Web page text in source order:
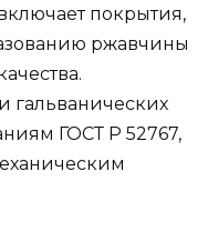
покрытия,
ржавчины
ГОСТ Р 52767,